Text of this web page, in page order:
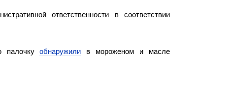
ответственности в соответствии
палочкуобнаружили в мороженом и масле